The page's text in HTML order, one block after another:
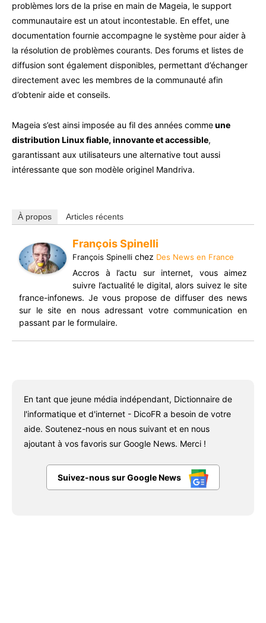
problèmes lors de la prise en main de Mageia, le support
communautaire est un atout incontestable. En effet, une
documentation fournie accompagne le système pour aider à
la résolution de problèmes courants. Des forums et listes de
diffusion sont également disponibles, permettant d’échanger
directement avec les membres de la communauté afin
d’obtenir aide et conseils.
Mageia s’est ainsi imposée au fil des années commeune
distribution Linux fiable, innovante et accessible,
garantissant aux utilisateurs une alternative tout aussi
intéressante que son modèle originel Mandriva.
À propos Articles récents
François Spinelli
François Spinelli chez Des News en France
Accros à l’actu sur internet, vous aimez
suivre l’actualité le digital, alors suivez le site
france-infonews. Je vous propose de diffuser des news
sur le site en nous adressant votre communication en
passant par le formulaire.
En tant que jeune média indépendant, Dictionnaire de
l'informatique et d'internet - DicoFR a besoin de votre
aide. Soutenez-nous en nous suivant et en nous
ajoutant à vos favoris sur Google News. Merci !
Suivez-nous sur Google News